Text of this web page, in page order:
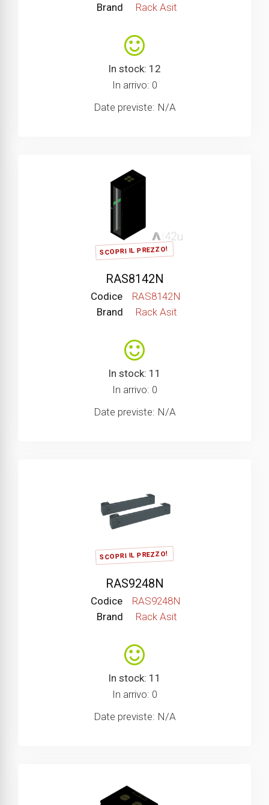
Brand
Rack Asit
In stock: 12
In arrivo: 0
Date previste: N/A
SCOPRI IL PREZZO!
RAS8142N
Codice
RAS8142N
Brand
Rack Asit
In stock: 11
In arrivo: 0
Date previste: N/A
SCOPRI IL PREZZO!
RAS9248N
Codice
RAS9248N
Brand
Rack Asit
In stock: 11
In arrivo: 0
Date previste: N/A